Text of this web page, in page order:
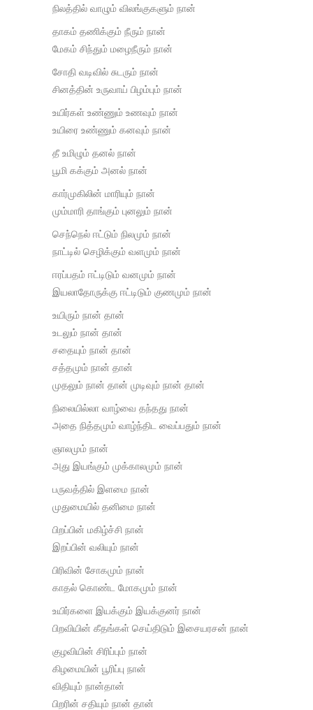
நிலத்தில் வாழும் விலங்குகளும் நான்
தாகம் தணிக்கும் நீரும் நான்
மேகம் சிந்தும் மழைநீரும் நான்
சோதி வடிவில் சுடரும் நான்
சினத்தின் உருவாய் பிழம்பும் நான்
உயிர்கள் உண்ணும் உணவும் நான்
உயிரை உண்ணும் கனவும் நான்
தீ உமிழும் தனல் நான்
பூமி கக்கும் அனல் நான்
கார்முகிலின் மாரியும் நான்
மும்மாரி தாங்கும் புனலும் நான்
செந்நெல் ஈட்டும் நிலமும்‌ நான்
நாட்டில் செழிக்கும் வளமும் நான்
ஈரப்பதம் ஈட்டிடும் வனமும் நான்
இயலாதோருக்கு ஈட்டிடும் குணமும் நான்
உயிரும்‌ நான் தான்
உடலும்‌ நான்‌ தான்
சதையும்‌ நான் தான்
சத்தமும் நான் தான்
முதலும் நான் தான் முடிவும் நான் தான்
நிலையில்லா வாழ்வை தந்தது நான்
அதை நித்தமும் வாழ்ந்திட வைப்பதும் நான்
ஞாலமும் நான்
அது இயங்கும் முக்காலமும் நான்
பருவத்தில் இளமை நான்
முதுமையில் தனிமை நான்
பிறப்பின் மகிழ்ச்சி நான்
இறப்பின் வலியும் நான்
பிரிவின் சோகமும் நான்
காதல் கொண்ட‌ மோகமும் நான்
உயிர்களை இயக்கும் இயக்குனர் நான்
பிறவியின் கீதங்கள் செய்திடும்‌ இசையரசன் நான்
குழவியின் சிரிப்பும் நான்
கிழமையின் பூரிப்பு நான்
விதியும்‌ நான்தான்
பிறரின் சதியும் நான் தான்